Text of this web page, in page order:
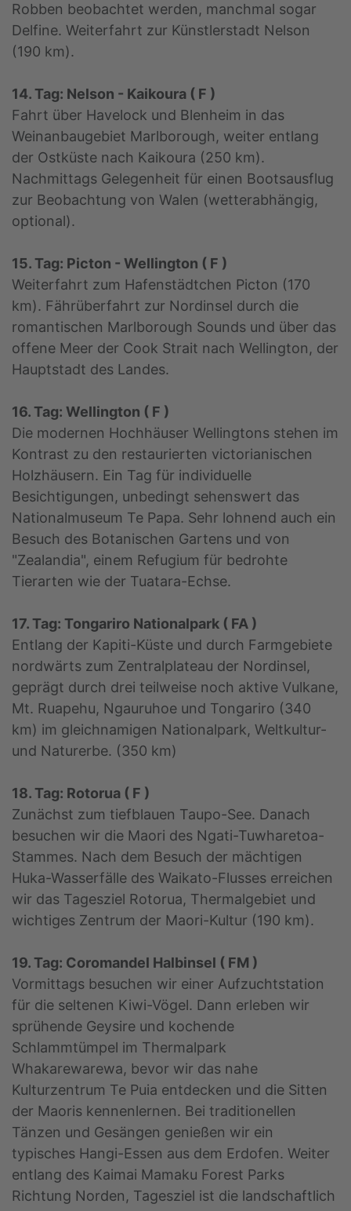
Robben beobachtet werden, manchmal sogar
Delfine. Weiterfahrt zur Künstlerstadt Nelson
(190 km).
14. Tag: Nelson - Kaikoura ( F )
Fahrt über Havelock und Blenheim in das
Weinanbaugebiet Marlborough, weiter entlang
der Ostküste nach Kaikoura (250 km).
Nachmittags Gelegenheit für einen Bootsausflug
zur Beobachtung von Walen (wetterabhängig,
optional).
15. Tag: Picton - Wellington ( F )
Weiterfahrt zum Hafenstädtchen Picton (170
km). Fährüberfahrt zur Nordinsel durch die
romantischen Marlborough Sounds und über das
offene Meer der Cook Strait nach Wellington, der
Hauptstadt des Landes.
16. Tag: Wellington ( F )
Die modernen Hochhäuser Wellingtons stehen im
Kontrast zu den restaurierten victorianischen
Holzhäusern. Ein Tag für individuelle
Besichtigungen, unbedingt sehenswert das
Nationalmuseum Te Papa. Sehr lohnend auch ein
Besuch des Botanischen Gartens und von
"Zealandia", einem Refugium für bedrohte
Tierarten wie der Tuatara-Echse.
17. Tag: Tongariro Nationalpark ( FA )
Entlang der Kapiti-Küste und durch Farmgebiete
nordwärts zum Zentralplateau der Nordinsel,
geprägt durch drei teilweise noch aktive Vulkane,
Mt. Ruapehu, Ngauruhoe und Tongariro (340
km) im gleichnamigen Nationalpark, Weltkultur-
und Naturerbe. (350 km)
18. Tag: Rotorua ( F )
Zunächst zum tiefblauen Taupo-See. Danach
besuchen wir die Maori des Ngati-Tuwharetoa-
Stammes. Nach dem Besuch der mächtigen
Huka-Wasserfälle des Waikato-Flusses erreichen
wir das Tagesziel Rotorua, Thermalgebiet und
wichtiges Zentrum der Maori-Kultur (190 km).
19. Tag: Coromandel Halbinsel ( FM )
Vormittags besuchen wir einer Aufzuchtstation
für die seltenen Kiwi-Vögel. Dann erleben wir
sprühende Geysire und kochende
Schlammtümpel im Thermalpark
Whakarewarewa, bevor wir das nahe
Kulturzentrum Te Puia entdecken und die Sitten
der Maoris kennenlernen. Bei traditionellen
Tänzen und Gesängen genießen wir ein
typisches Hangi-Essen aus dem Erdofen. Weiter
entlang des Kaimai Mamaku Forest Parks
Richtung Norden, Tagesziel ist die landschaftlich